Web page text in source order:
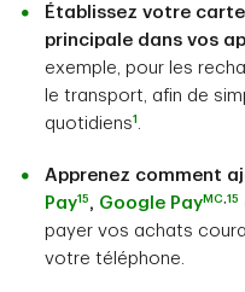
Établissez votre
principale dans vos
exemple, pour les
le transport, afin de
quotidiens1 .
Apprenez comment
Pay15 , Google Pay MC,15
payer vos achats
votre téléphone.